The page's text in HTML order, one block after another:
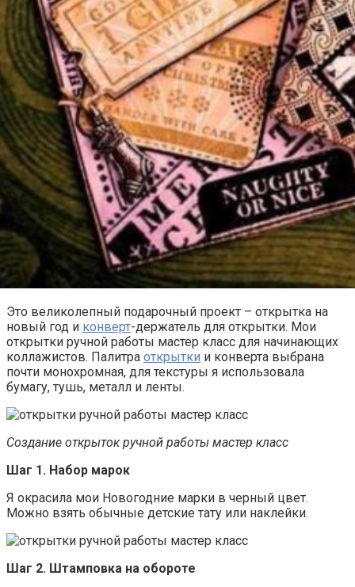
Это великолепный подарочный проект – открытка на
новый год и конверт-держатель для открытки. Мои
открытки ручной работы мастер класс для начинающих
коллажистов. Палитра открытки и конверта выбрана
почти монохромная, для текстуры я использовала
бумагу, тушь, металл и ленты.
Создание открыток ручной работы мастер класс
Шаг 1. Набор марок
Я окрасила мои Новогодние марки в черный цвет.
Можно взять обычные детские тату или наклейки.
Шаг 2. Штамповка на обороте